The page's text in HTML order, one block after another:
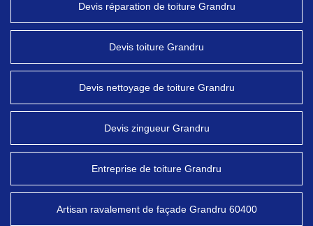
Devis réparation de toiture Grandru
Devis toiture Grandru
Devis nettoyage de toiture Grandru
Devis zingueur Grandru
Entreprise de toiture Grandru
Artisan ravalement de façade Grandru 60400